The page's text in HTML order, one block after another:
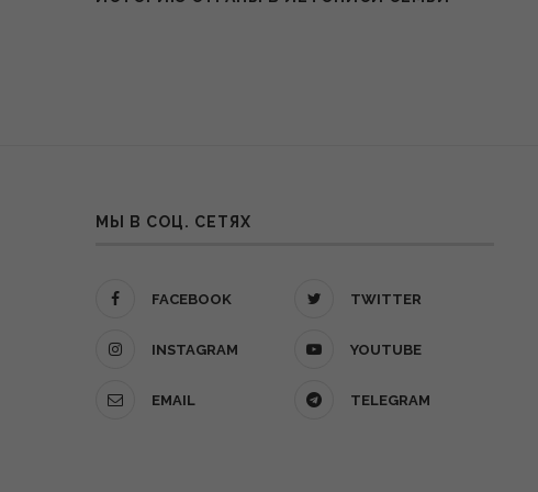
МЫ В СОЦ. СЕТЯХ
FACEBOOK TWITTER
INSTAGRAM YOUTUBE
EMAIL TELEGRAM